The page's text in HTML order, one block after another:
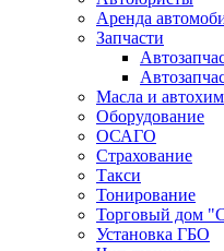
Аренда
Запчасти
Масла и
Оборудование
ОСАГО
Страхование
Такси
Тонирование
Торговый дом
Установка ГБО